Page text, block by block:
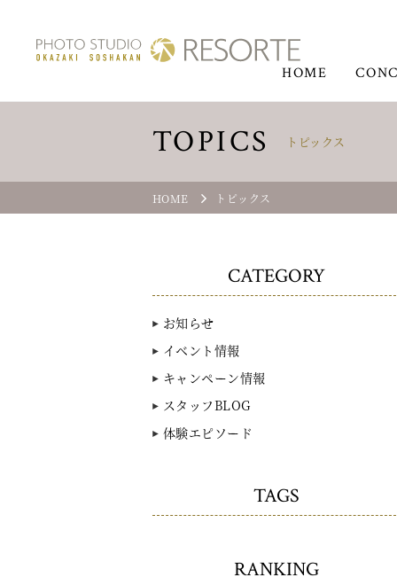
HOME
TOPICS トピックス
HOME トピックス
CATEGORY
お知らせ
イベント情報
キャンペーン情報
スタッフBLOG
体験エピソード
TAGS
RANKING